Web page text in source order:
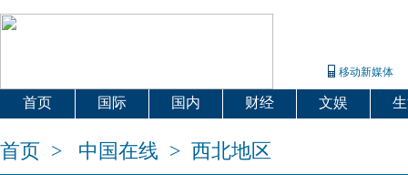
移动新媒体
首页 国际 国内 财经 文娱
首页 > 中国在线 > 西北地区